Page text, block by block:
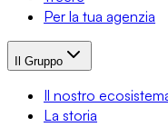
Per la tua agenzia
Il Gruppo
Il nostro
La storia